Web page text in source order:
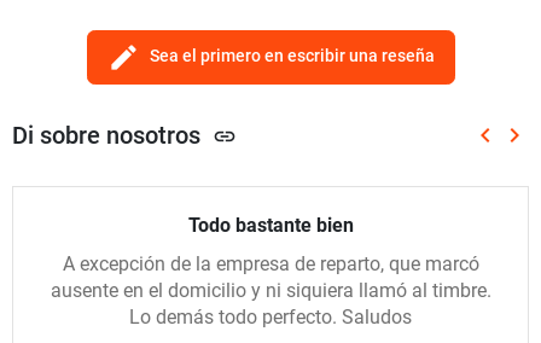
edit Sea el primero en escribir una reseña
Di sobre nosotros link keyboard_arrow_left keyboard_arrow_right
Todo bastante bien
A excepción de la empresa de reparto, que marcó
ausente en el domicilio y ni siquiera llamó al timbre.
Lo demás todo perfecto. Saludos